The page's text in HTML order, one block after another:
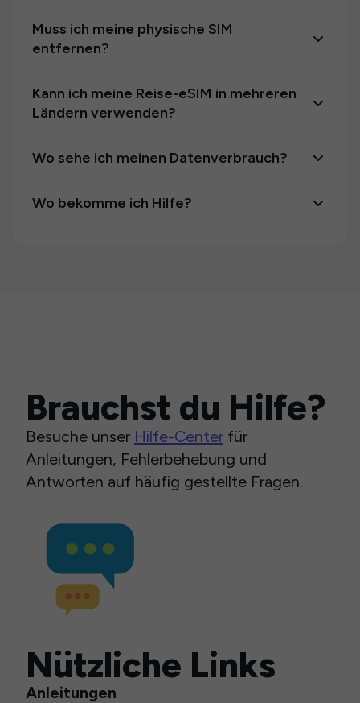
Muss ich meine physische SIM
entfernen?
Kann ich meine Reise-eSIM in mehreren
Ländern verwenden?
Wo sehe ich meinen Datenverbrauch?
Wo bekomme ich Hilfe?
Brauchst du Hilfe?
Besuche unser Hilfe-Center für
Anleitungen, Fehlerbehebung und
Antworten auf häufig gestellte Fragen.
Nützliche Links
Anleitungen